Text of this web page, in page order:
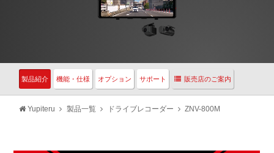
製品紹介 機能・仕様 オプション サポート 販売店のご案内
Yupiteru 製品一覧 ドライブレコーダー ZNV-800M